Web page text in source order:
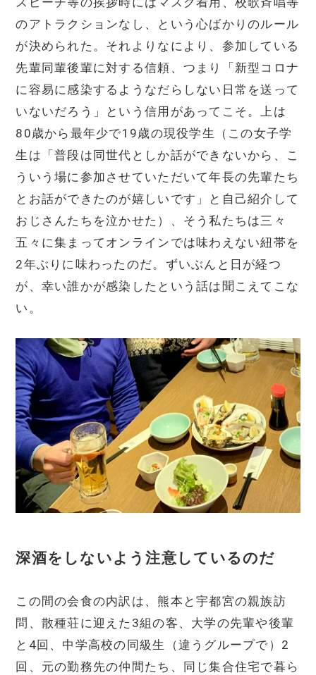
のアトラクションなし、という心ばかりのルール
が決められた。それよりなにより、参加している
先輩同輩後輩に対する信頼、つまり「新型コロナ
に容易に感染するようなだらしない日常を送って
いないだろう」という信用があってこそ。上は
80歳から最年少で19歳の現役学生（この女子学
生は「普段は同世代としか話ができないから、こ
ういう場に参加させていただいて年長の先輩たち
とお話ができたのが嬉しいです」と自己紹介して
おじさんたちを泣かせた）、そう私たちは三々
五々に集まってオンラインでは味わえない紐帯を
2年ぶりに味わったのだ。ずいぶんと日が経つ
が、幸い誰かが感染したという話は聞こえてこな
い。
深酒をしないよう注意しているのだ
この間の会食の内訳は、熊本と宇都宮の親族訪
問、散種荘に迎えた3組の客、大学の先輩や後輩
と4回、中学高校の同級生（違うグループで）2
回、元の勤務先の仲間たち、同じ集合住宅で暮ら